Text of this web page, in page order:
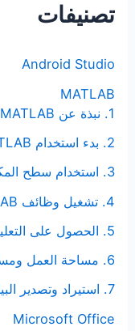
ع
تصنيفات
Android Studio
MATLAB
1. نبذة عن MATLAB
2. بدء استخدام MATLAB
3. استخدام سطح المكتب
4. تشغيل وظائف MATLAB
5. الحصول على التعليمات
6. مساحة العمل ومسار البحث وعمليات الملفات
7. استيراد وتصدير البيانات
Microsoft Office